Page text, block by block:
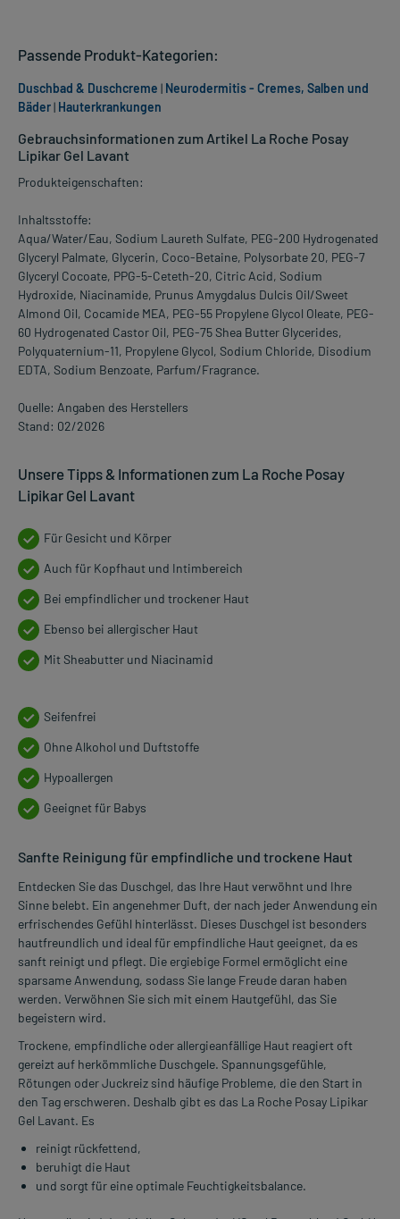
Gebrauchsinformationen zum Artikel La Roche Posay
Lipikar Gel Lavant
Produkteigenschaften:
Inhaltsstoffe:
Aqua/Water/Eau, Sodium Laureth Sulfate, PEG-200 Hydrogenated
Glyceryl Palmate, Glycerin, Coco-Betaine, Polysorbate 20, PEG-7
Glyceryl Cocoate, PPG-5-Ceteth-20, Citric Acid, Sodium
Hydroxide, Niacinamide, Prunus Amygdalus Dulcis Oil/Sweet
Almond Oil, Cocamide MEA, PEG-55 Propylene Glycol Oleate, PEG-
60 Hydrogenated Castor Oil, PEG-75 Shea Butter Glycerides,
Polyquaternium-11, Propylene Glycol, Sodium Chloride, Disodium
EDTA, Sodium Benzoate, Parfum/Fragrance.
Quelle: Angaben des Herstellers
Stand: 02/2026
Unsere Tipps & Informationen zum La Roche Posay
Lipikar Gel Lavant
Für Gesicht und Körper
Auch für Kopfhaut und Intimbereich
Bei empfindlicher und trockener Haut
Ebenso bei allergischer Haut
Mit Sheabutter und Niacinamid
Seifenfrei
Ohne Alkohol und Duftstoffe
Hypoallergen
Geeignet für Babys
Sanfte Reinigung für empfindliche und trockene Haut
Entdecken Sie das Duschgel, das Ihre Haut verwöhnt und Ihre
Sinne belebt. Ein angenehmer Duft, der nach jeder Anwendung ein
erfrischendes Gefühl hinterlässt. Dieses Duschgel ist besonders
hautfreundlich und ideal für empfindliche Haut geeignet, da es
sanft reinigt und pflegt. Die ergiebige Formel ermöglicht eine
sparsame Anwendung, sodass Sie lange Freude daran haben
werden. Verwöhnen Sie sich mit einem Hautgefühl, das Sie
begeistern wird.
Trockene, empfindliche oder allergieanfällige Haut reagiert oft
gereizt auf herkömmliche Duschgele. Spannungsgefühle,
Rötungen oder Juckreiz sind häufige Probleme, die den Start in
den Tag erschweren. Deshalb gibt es das La Roche Posay Lipikar
Gel Lavant. Es
reinigt rückfettend,
beruhigt die Haut
und sorgt für eine optimale Feuchtigkeitsbalance.
Passende Produkt-Kategorien:
Duschbad & Duschcreme | Neurodermitis - Cremes, Salben und
Bäder| Hauterkrankungen